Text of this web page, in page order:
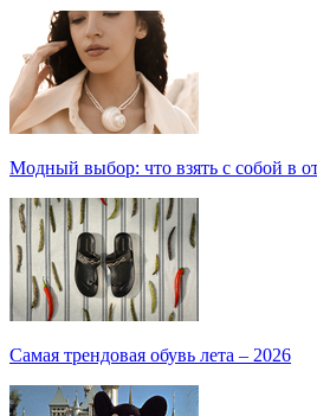
Модный выбор: что взять с собой в
Самая трендовая обувь лета – 2026